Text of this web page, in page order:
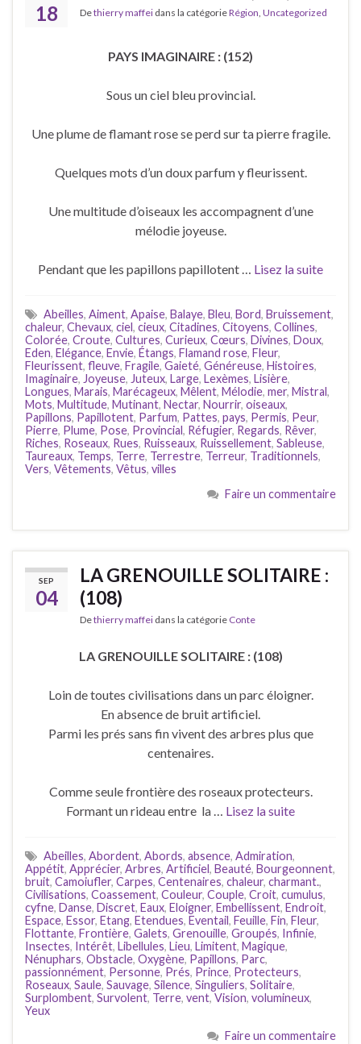
18 Dethierry maffei dans la catégorieRégion Uncategorized
PAYS IMAGINAIRE : (152)
Sous un ciel bleu provincial.
Une plume de flamant rose se perd sur ta pierre fragile.
Quelques mots d’un doux parfum y fleurissent.
Une multitude d’oiseaux les accompagnent d’une
mélodie joyeuse.
Pendant que les papillons papillotent … Lisez la suite
Abeilles, Aiment, Apaise, Balaye, Bleu, Bord, Bruissement,
chaleur, Chevaux, ciel, cieux, Citadines, Citoyens, Collines,
Colorée, Croute, Cultures, Curieux, Cœurs, Divines, Doux,
Eden, Elégance, Envie, Étangs, Flamand rose, Fleur,
Fleurissent, fleuve, Fragile, Gaieté, Généreuse, Histoires,
Imaginaire, Joyeuse, Juteux, Large, Lexèmes, Lisière,
Longues, Marais, Marécageux, Mêlent, Mélodie, mer, Mistral,
Mots, Multitude, Mutinant, Nectar, Nourrir, oiseaux,
Papillons, Papillotent, Parfum, Pattes, pays, Permis, Peur,
Pierre, Plume, Pose, Provincial, Réfugier, Regards, Rêver,
Riches, Roseaux, Rues, Ruisseaux, Ruissellement, Sableuse,
Taureaux, Temps, Terre, Terrestre, Terreur, Traditionnels,
Vers, Vêtements, Vêtus, villes
Faire un commentaire
SEP
04
LA GRENOUILLE SOLITAIRE :
(108)
Dethierry maffei dans la catégorie Conte
LA GRENOUILLE SOLITAIRE : (108)
Loin de toutes civilisations dans un parc éloigner.
En absence de bruit artificiel.
Parmi les prés sans fin vivent des arbres plus que
centenaires.
Comme seule frontière des roseaux protecteurs.
Formant un rideau entre la … Lisez la suite
Abeilles, Abordent, Abords, absence, Admiration,
Appétit, Apprécier, Arbres, Artificiel, Beauté, Bourgeonnent,
bruit, Camoiufler, Carpes, Centenaires, chaleur, charmant.,
Civilisations, Coassement, Couleur, Couple, Croit, cumulus,
cyfne, Danse, Discret, Eaux, Eloigner, Embellissent, Endroit,
Espace, Essor, Etang, Etendues, Eventail, Feuille, Fin, Fleur,
Flottante, Frontière, Galets, Grenouille, Groupés, Infinie,
Insectes, Intérêt, Libellules, Lieu, Limitent, Magique,
Nénuphars, Obstacle, Oxygène, Papillons, Parc,
passionnément, Personne, Prés, Prince, Protecteurs,
Roseaux, Saule, Sauvage, Silence, Singuliers, Solitaire,
Surplombent, Survolent, Terre, vent, Vision, volumineux,
Yeux
Faire un commentaire